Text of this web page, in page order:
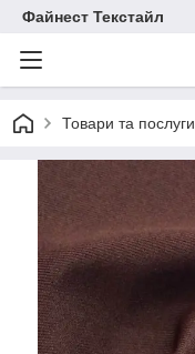
Файнест Текстайл
Товари та послуги